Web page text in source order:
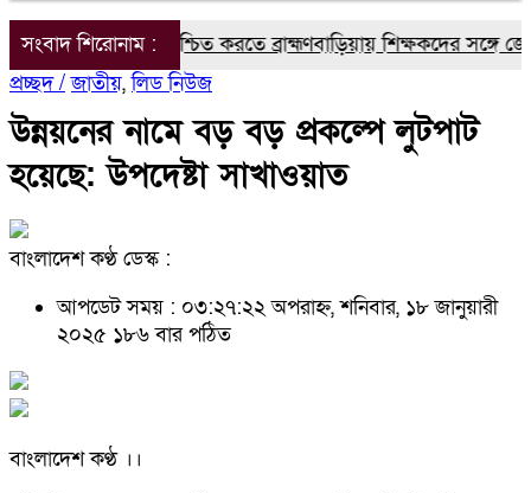
সংবাদ শিরোনাম :
মানসম্মত শিক্ষা নিশ্চিত করতে ব্রাহ্মণবাড়িয়ায় শিক্ষকদের সঙ্গে
প্রচ্ছদ / জাতীয়,লিড নিউজ
উন্নয়নের নামে বড় বড় প্রকল্পে লুটপাট
হয়েছে: উপদেষ্টা সাখাওয়াত
বাংলাদেশ কণ্ঠ ডেস্ক :
আপডেট সময় : ০৩:২৭:২২ অপরাহ্ন, শনিবার, ১৮ জানুয়ারী
২০২৫ ১৮৬ বার পঠিত
বাংলাদেশ কণ্ঠ ।।